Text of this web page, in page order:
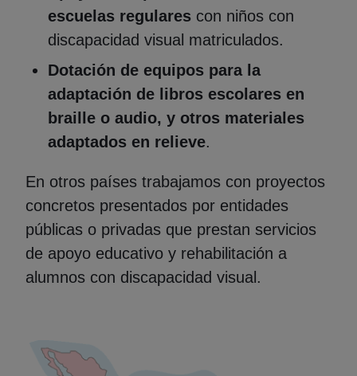
escuelas regulares con niños con
discapacidad visual matriculados.
Dotación de equipos para la
adaptación de libros escolares en
braille o audio, y otros materiales
adaptados en relieve.
En otros países trabajamos con proyectos
concretos presentados por entidades
públicas o privadas que prestan servicios
de apoyo educativo y rehabilitación a
alumnos con discapacidad visual.